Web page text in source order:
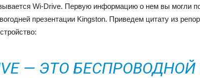
Wi-Drive. Первую информацию о нем вы могли
презентации Kingston. Приведем цитату из
— ЭТО